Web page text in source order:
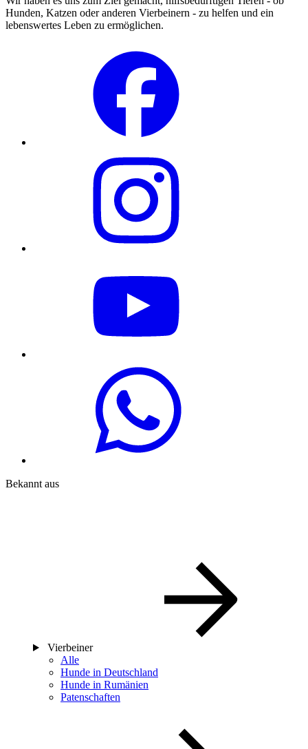
Hunden, Katzen oder anderen Vierbeinern - zu helfen und ein
lebenswertes Leben zu ermöglichen.
Bekannt aus
Vierbeiner
Alle
Hunde in Deutschland
Hunde in Rumänien
Patenschaften